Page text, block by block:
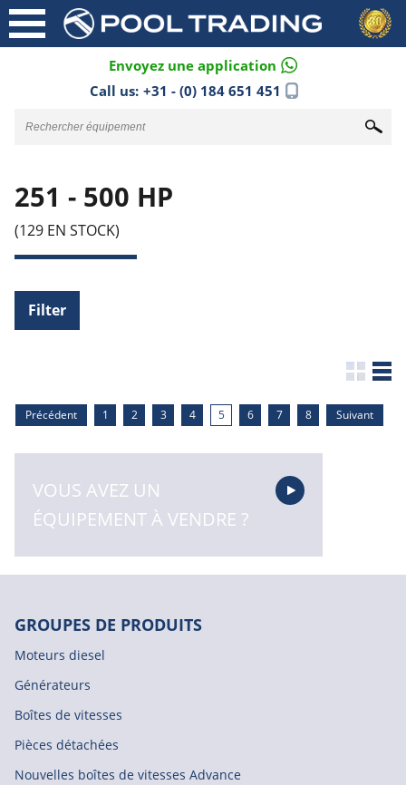
Envoyez une application
Call us: +31 - (0) 184 651 451
251 - 500 HP
(129 EN STOCK)
Filter
Précédent 1 2 3 4 5 6 7 8 Suivant
VOUS AVEZ UN
ÉQUIPEMENT À VENDRE ?
GROUPES DE PRODUITS
Moteurs diesel
Générateurs
Boîtes de vitesses
Pièces détachées
Nouvelles boîtes de vitesses Advance